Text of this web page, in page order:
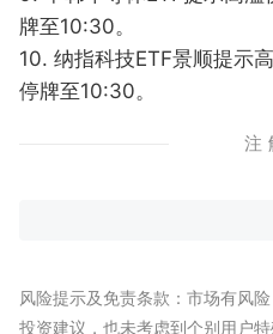
牌至10:30。
10. 纳指科技ETF景顺提示
停牌至10:30。
注
风险提示及免责条款：市场有风
投资建议，也未考虑到个别用户